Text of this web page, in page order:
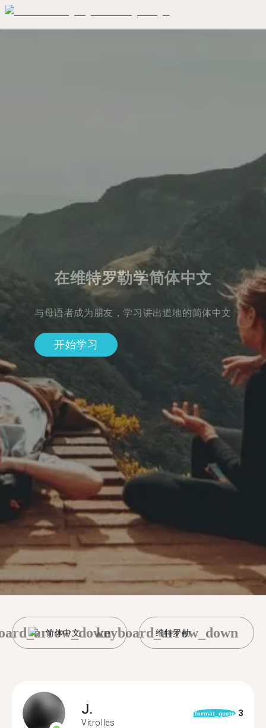
在维特罗勒学简体中文
与母语者成为朋友，学习讲出道地的简体中文
开始学习
简体中文 维特罗勒
keyboard_arrow_down
J.
Vitrolles
format_quote 3